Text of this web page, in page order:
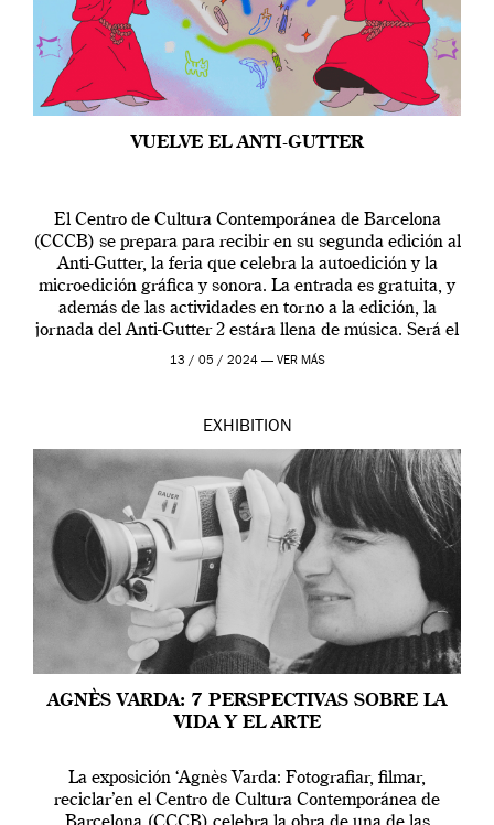
VUELVE EL ANTI-GUTTER
El Centro de Cultura Contemporánea de Barcelona
(CCCB) se prepara para recibir en su segunda edición al
Anti-Gutter, la feria que celebra la autoedición y la
microedición gráfica y sonora. La entrada es gratuita, y
además de las actividades en torno a la edición, la
jornada del Anti-Gutter 2 estára llena de música. Será el
[…]
13 / 05 / 2024 — VER MÁS
EXHIBITION
AGNÈS VARDA: 7 PERSPECTIVAS SOBRE LA
VIDA Y EL ARTE
La exposición ‘Agnès Varda: Fotografiar, filmar,
reciclar’en el Centro de Cultura Contemporánea de